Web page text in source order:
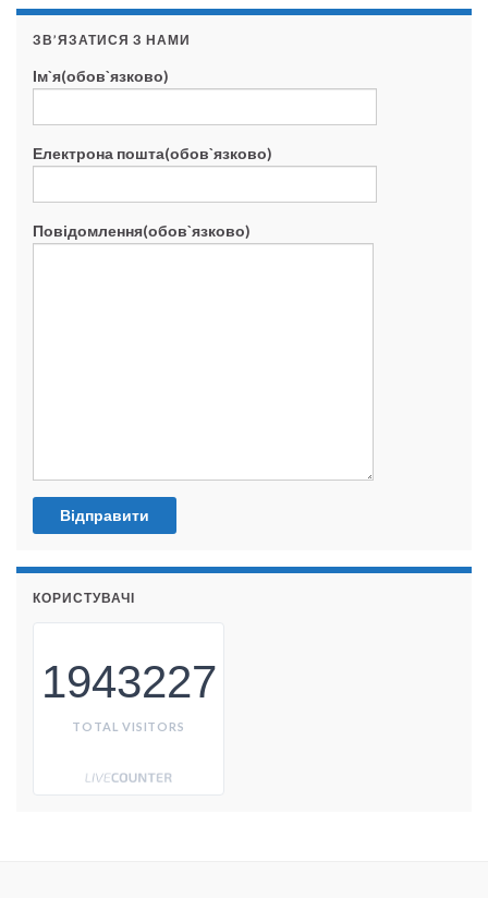
ЗВ’ЯЗАТИСЯ З НАМИ
Ім`я(обов`язково)
Електрона пошта(обов`язково)
Повідомлення(обов`язково)
КОРИСТУВАЧІ
1943227
TOTAL VISITORS